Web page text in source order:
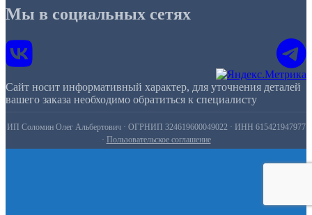
Мы в социальных сетях
Сайт носит информативный характер, для уточнения деталей
вашего заказа необходимо обратиться к специалисту
ИП Соломин Олег Альбертович · ОГРНИП 324619600049022 · ИНН 615421947977
· Пользовательское соглашение